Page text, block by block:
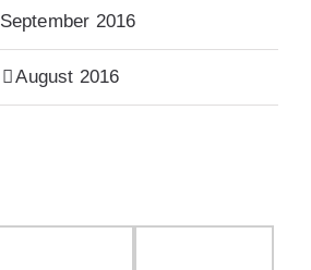
September 2016
August 2016